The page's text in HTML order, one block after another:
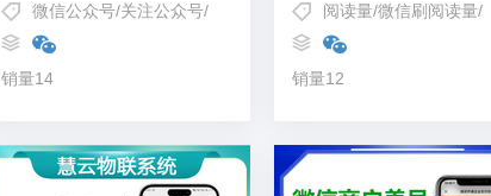
微信公众号/关注公众号/
销量14
阅读量/微信刷阅读量/
销量12